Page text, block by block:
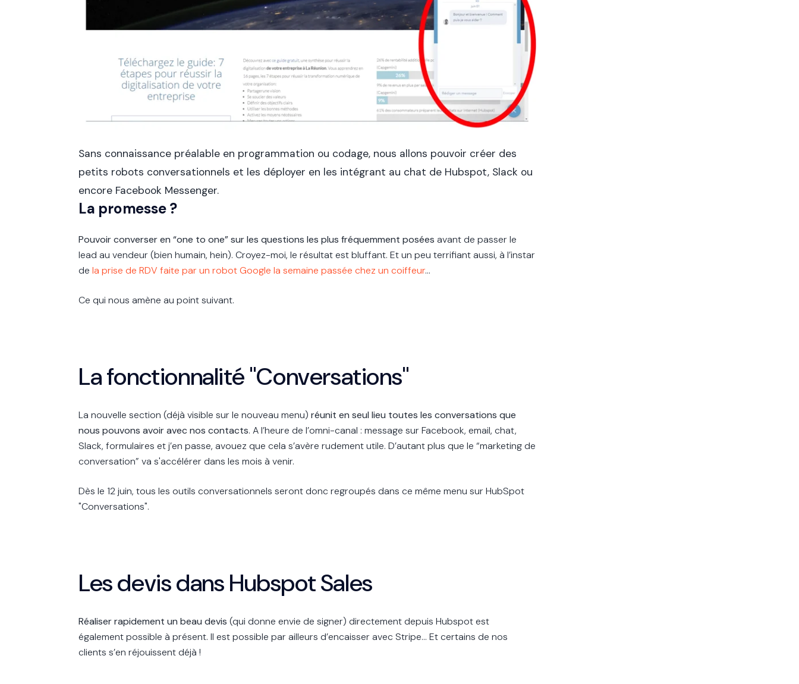
Sans connaissance préalable en programmation ou codage, nous allons pouvoir créer des
petits robots conversationnels et les déployer en les intégrant au chat de Hubspot, Slack ou
encore Facebook Messenger.
La promesse ?
Pouvoir converser en “one to one” sur les questions les plus fréquemment posées avant de passer le
lead au vendeur (bien humain, hein). Croyez-moi, le résultat est bluffant. Et un peu terrifiant aussi, à l’instar
de la prise de RDV faite par un robot Google la semaine passée chez un coiffeur…
Ce qui nous amène au point suivant.
La fonctionnalité "Conversations"
La nouvelle section (déjà visible sur le nouveau menu) réunit en seul lieu toutes les conversations que
nous pouvons avoir avec nos contacts. A l’heure de l’omni-canal : message sur Facebook, email, chat,
Slack, formulaires et j’en passe, avouez que cela s’avère rudement utile. D’autant plus que le “marketing de
conversation” va s'accélérer dans les mois à venir.
Dès le 12 juin, tous les outils conversationnels seront donc regroupés dans ce même menu sur HubSpot
"Conversations".
Les devis dans Hubspot Sales
Réaliser rapidement un beau devis (qui donne envie de signer) directement depuis Hubspot est
également possible à présent. Il est possible par ailleurs d’encaisser avec Stripe… Etcertains de nos
clients s’en réjouissent déjà !